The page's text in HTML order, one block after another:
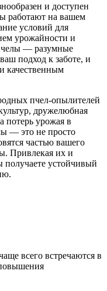
и доступен
работают на вашем
условий для
урожайности и
— разумные
подход к заботе, и
качественным
пчел-опылителей
дружелюбная
потерь урожая в
— это не просто
частью вашего
Привлекая их и
устойчивый
всего встречаются в